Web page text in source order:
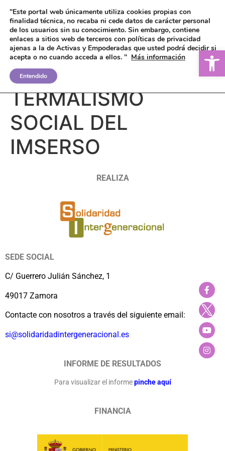
PROGRAMAS DE
TERMALISMO
SOCIAL DEL
IMSERSO
REALIZA
SEDE SOCIAL
C/ Guerrero Julián Sánchez, 1
49017 Zamora
Contacte con nosotros a través del siguiente email:
si@solidaridadintergeneracional.es
INFORME DE RESULTADOS
Para visualizar el informe pinche aquí
FINANCIA
"Este portal web únicamente utiliza cookies propias con
finalidad técnica, no recaba ni cede datos de carácter personal
de los usuarios sin su conocimiento. Sin embargo, contiene
enlaces a sitios web de terceros con políticas de privacidad
ajenas a la de Activas y Empoderadas que usted podrá decidir si
acepta o no cuando acceda a ellos. " Más información
Entendido